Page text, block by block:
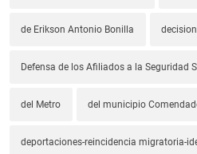
de Erikson Antonio Bonilla
Defensa de los Afiliados a la Seguridad
del Metro del municipio
deportaciones-reincidencia migratoria-